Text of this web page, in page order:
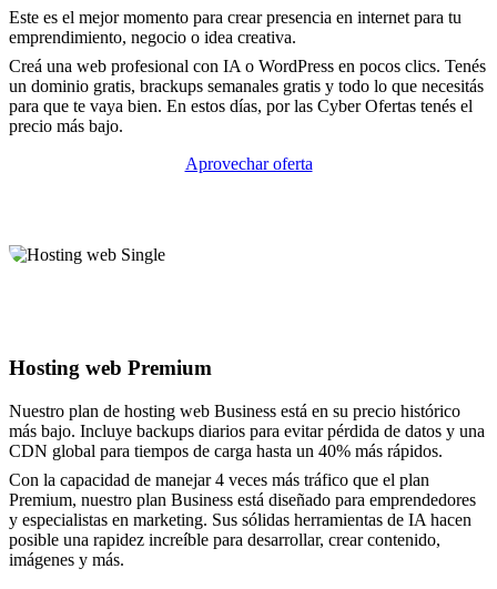
Este es el mejor momento para crear presencia en internet para tu
emprendimiento, negocio o idea creativa.
Creá una web profesional con IA o WordPress en pocos clics. Tenés
un dominio gratis, brackups semanales gratis y todo lo que necesitás
para que te vaya bien. En estos días, por las Cyber Ofertas tenés el
precio más bajo.
Aprovechar oferta
Hosting web Premium
Nuestro plan de hosting web Business está en su precio histórico
más bajo. Incluye backups diarios para evitar pérdida de datos y una
CDN global para tiempos de carga hasta un 40% más rápidos.
Con la capacidad de manejar 4 veces más tráfico que el plan
Premium, nuestro plan Business está diseñado para emprendedores
y especialistas en marketing. Sus sólidas herramientas de IA hacen
posible una rapidez increíble para desarrollar, crear contenido,
imágenes y más.